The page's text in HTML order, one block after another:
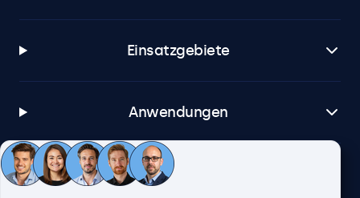
Einsatzgebiete
Anwendungen
Kundenservice